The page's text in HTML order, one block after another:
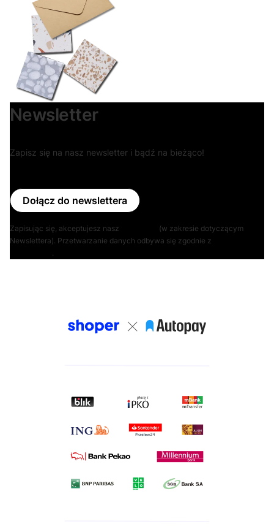
Newsletter
Zapisz się na nasz newsletter i bądź na bieżąco!
Dołącz do newslettera
Zapisując się, akceptujesz nasz
(w zakresie dotyczącym
Newslettera). Przetwarzanie danych odbywa się zgodnie z
.